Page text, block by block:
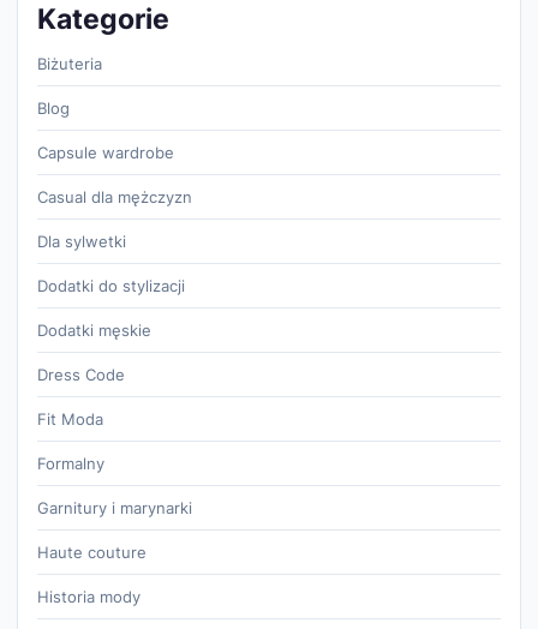
Kategorie
Biżuteria
Blog
Capsule wardrobe
Casual dla mężczyzn
Dla sylwetki
Dodatki do stylizacji
Dodatki męskie
Dress Code
Fit Moda
Formalny
Garnitury i marynarki
Haute couture
Historia mody